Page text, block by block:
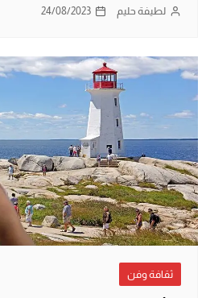
لطيفة حليم 24/08/2023
ثقافة وفن